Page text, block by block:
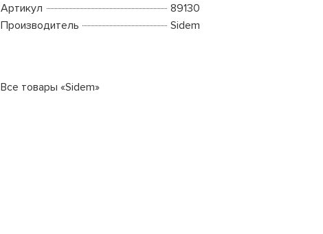
Артикул
89130
Производитель
Sidem
Все товары «Sidem»